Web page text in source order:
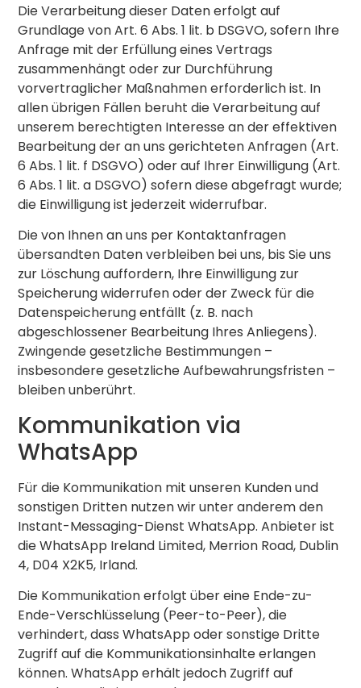
Die Verarbeitung dieser Daten erfolgt auf
Grundlage von Art. 6 Abs. 1 lit. b DSGVO, sofern Ihre
Anfrage mit der Erfüllung eines Vertrags
zusammenhängt oder zur Durchführung
vorvertraglicher Maßnahmen erforderlich ist. In
allen übrigen Fällen beruht die Verarbeitung auf
unserem berechtigten Interesse an der effektiven
Bearbeitung der an uns gerichteten Anfragen (Art.
6 Abs. 1 lit. f DSGVO) oder auf Ihrer Einwilligung (Art.
6 Abs. 1 lit. a DSGVO) sofern diese abgefragt wurde;
die Einwilligung ist jederzeit widerrufbar.
Die von Ihnen an uns per Kontaktanfragen
übersandten Daten verbleiben bei uns, bis Sie uns
zur Löschung auffordern, Ihre Einwilligung zur
Speicherung widerrufen oder der Zweck für die
Datenspeicherung entfällt (z. B. nach
abgeschlossener Bearbeitung Ihres Anliegens).
Zwingende gesetzliche Bestimmungen –
insbesondere gesetzliche Aufbewahrungsfristen –
bleiben unberührt.
Kommunikation via
WhatsApp
Für die Kommunikation mit unseren Kunden und
sonstigen Dritten nutzen wir unter anderem den
Instant-Messaging-Dienst WhatsApp. Anbieter ist
die WhatsApp Ireland Limited, Merrion Road, Dublin
4, D04 X2K5, Irland.
Die Kommunikation erfolgt über eine Ende-zu-
Ende-Verschlüsselung (Peer-to-Peer), die
verhindert, dass WhatsApp oder sonstige Dritte
Zugriff auf die Kommunikationsinhalte erlangen
können. WhatsApp erhält jedoch Zugriff auf